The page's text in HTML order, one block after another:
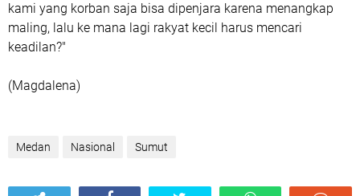
kami yang korban saja bisa dipenjara karena menangkap
maling, lalu ke mana lagi rakyat kecil harus mencari
keadilan?"
(Magdalena)
Medan Nasional Sumut